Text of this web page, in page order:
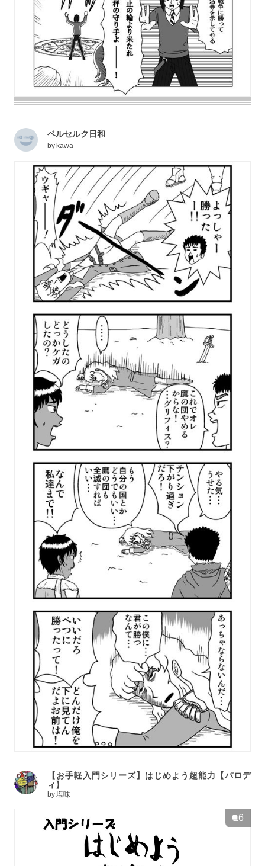
ベルセルク日和
by kawa
【お手軽入門シリーズ】はじめよう超能力【パロデ
ィ】
by塩味
6